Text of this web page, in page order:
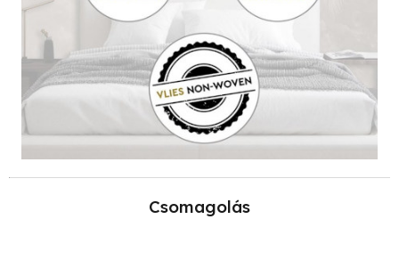
Csomagolás